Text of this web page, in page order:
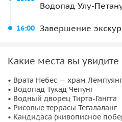
Центральный, Северный, Убуд
рассчитаны на 8-10 часов и
Водопад Улу-
16:00 Завершение
Какие места вы увидите
• Врата Небес — храм Лемпуянг
• Водопад Тукад Чепунг
• Водный дворец Тирта-Гангга
• Рисовые террасы Тегалаланг
• Кандидаса (живописное